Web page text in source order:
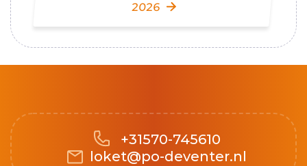
2026
+31570-745610
loket@po-deventer.nl